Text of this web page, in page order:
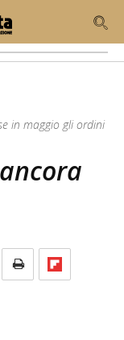
in maggio gli ordini